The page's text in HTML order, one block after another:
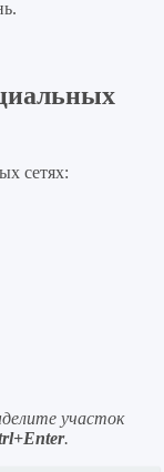
сетях:
участок
.